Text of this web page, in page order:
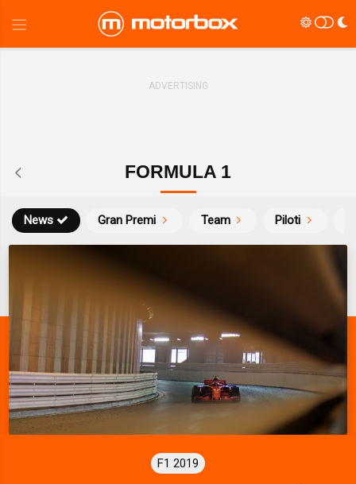
FORMULA 1
News Gran Premi Team Piloti
F1 2019